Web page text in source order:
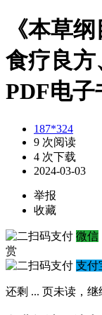
《本草
食疗良
PDF电子
187*324
9 次阅读
4 次下载
2024-03-03
举报
收藏
微信
赏
支付
还剩 ... 页未读， 继